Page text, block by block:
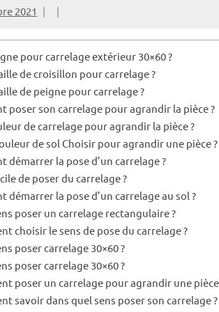
2021
pour carrelage extérieur 30×60 ?
de croisillon pour carrelage ?
de peigne pour carrelage ?
poser son carrelage pour agrandir la pièce ?
de carrelage pour agrandir la pièce ?
de sol Choisir pour agrandir une pièce ?
démarrer la pose d’un carrelage ?
de poser du carrelage ?
démarrer la pose d’un carrelage au sol ?
poser un carrelage rectangulaire ?
choisir le sens de pose du carrelage ?
poser carrelage 30×60 ?
poser carrelage 30×60 ?
poser un carrelage pour agrandir une pièce
savoir dans quel sens poser son carrelage ?